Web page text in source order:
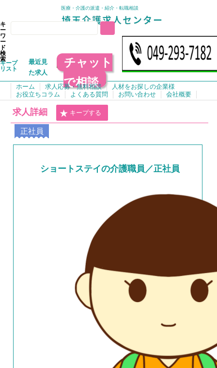
医療・介護の派遣・紹介・転職相談
キ
ー
ワ
ー
ド
検
索
キープ
リスト
最近見
た求人
チャット
で相談
ホーム 求人応募・無料相談
人材をお探しの企業様
お役立ちコラム
よくある質問 お問い合わせ 会社概要
求人詳細 キープする
正社員
ショートステイの介護職員／正社員